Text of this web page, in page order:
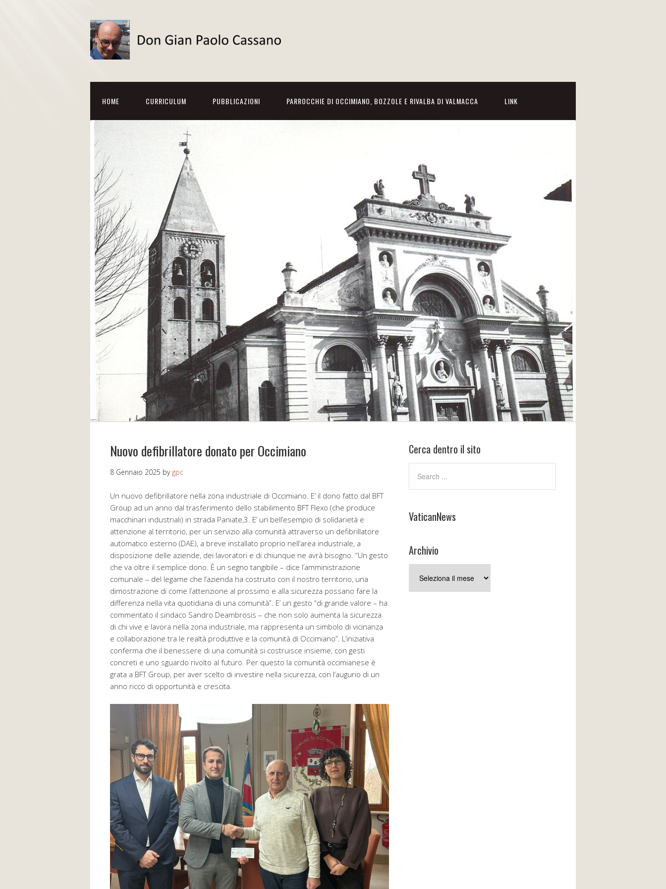
HOME CURRICULUM PUBBLICAZIONI PARROCCHIE DI OCCIMIANO, BOZZOLE E RIVALBA DI VALMACCA LINK
Nuovo defibrillatore donato per Occimiano
8 Gennaio 2025 by gpc
Un nuovo defibrillatore nella zona industriale di Occimiano. E’ il dono fatto dal BFT
Group ad un anno dal trasferimento dello stabilimento BFT Flexo (che produce
macchinari industriali) in strada Paniate,3. E’ un bell’esempio di solidarietà e
attenzione al territorio, per un servizio alla comunità attraverso un defibrillatore
automatico esterno (DAE), a breve installato proprio nell’area industriale, a
disposizione delle aziende, dei lavoratori e di chiunque ne avrà bisogno. “Un gesto
che va oltre il semplice dono. È un segno tangibile – dice l’amministrazione
comunale – del legame che l’azienda ha costruito con il nostro territorio, una
dimostrazione di come l’attenzione al prossimo e alla sicurezza possano fare la
differenza nella vita quotidiana di una comunità”. E’ un gesto “di grande valore – ha
commentato il sindaco Sandro Deambrosis – che non solo aumenta la sicurezza
di chi vive e lavora nella zona industriale, ma rappresenta un simbolo di vicinanza
e collaborazione tra le realtà produttive e la comunità di Occimiano”. L’iniziativa
conferma che il benessere di una comunità si costruisce insieme, con gesti
concreti e uno sguardo rivolto al futuro. Per questo la comunità occimianese è
grata a BFT Group, per aver scelto di investire nella sicurezza, con l’augurio di un
anno ricco di opportunità e crescita.
Cerca dentro il sito
VaticanNews
Archivio